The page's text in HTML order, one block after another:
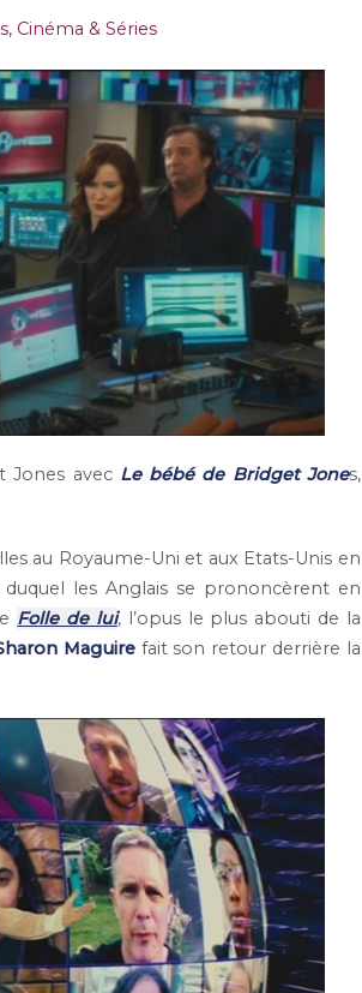
, Cinéma & Séries
Jones avec Le bébé de Bridget Jones,
au Royaume-Uni et aux Etats-Unis en
les Anglais se prononcèrent en
Folle de lui, l’opus le plus abouti de la
Maguirefait son retour derrière la